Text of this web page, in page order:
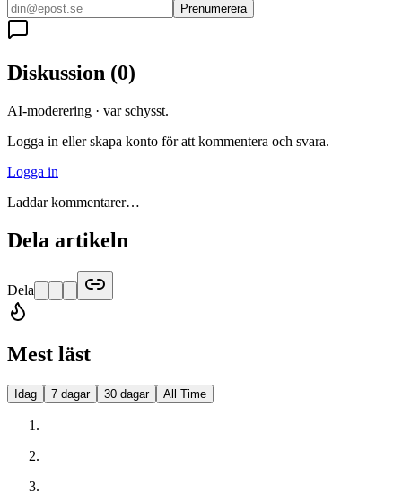
Prenumerera
Diskussion (0)
AI-moderering · var schysst.
Logga in eller skapa konto för att kommentera och svara.
Logga in
Laddar kommentarer…
Dela artikeln
Dela
Mest läst
Idag 7 dagar 30 dagar All Time